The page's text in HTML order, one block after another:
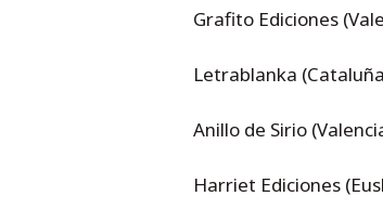
Grafito Ediciones
Letrablanka
Anillo de Sirio
Harriet Ediciones